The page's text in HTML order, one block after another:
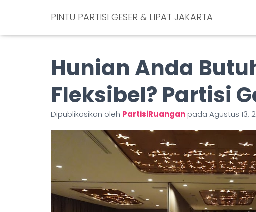
PINTU PARTISI GESER & LIPAT JAKARTA
Hunian Anda
Fleksibel? Partisi
Dipublikasikan oleh PartisiRuangan pada Agustus 13,